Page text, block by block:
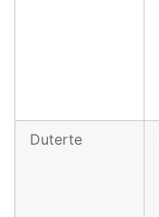
Duterte